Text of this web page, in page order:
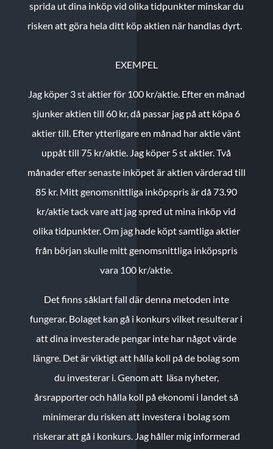
sprida ut dina inköp vid olika tidpunkter minskar du
risken att göra hela ditt köp aktien när handlas dyrt.
EXEMPEL
Jag köper 3 st aktier för 100 kr/aktie. Efter en månad
sjunker aktien till 60 kr, då passar jag på att köpa 6
aktier till. Efter ytterligare en månad har aktie vänt
uppåt till 75 kr/aktie. Jag köper 5 st aktier.Två
månader efter senaste inköpet är aktien värderad till
85 kr. Mitt genomsnittliga inköpspris är då 73.90
kr/aktie tack vare att jag spred ut mina inköp vid
olika tidpunkter. Om jag hade köpt samtliga aktier
från början skulle mitt genomsnittliga inköpspris
vara 100 kr/aktie.
Det finns såklart fall där denna metoden inte
fungerar. Bolaget kan gå i konkurs vilket resulterar i
att dina investerade pengar inte har något värde
längre. Det är viktigt att hålla koll på de bolag som
du investerar i. Genom att läsa nyheter,
årsrapporter och hålla koll på ekonomi i landet så
minimerar du risken att investera i bolag som
riskerar att gå i konkurs. Jag håller mig informerad